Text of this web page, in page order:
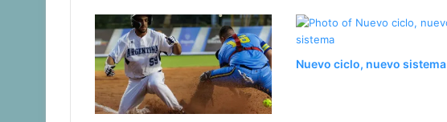
Nuevo ciclo, nuevo sistema